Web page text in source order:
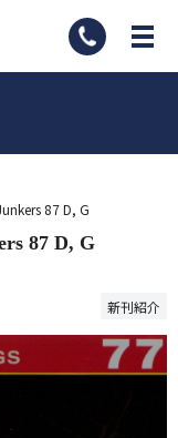
87 D, G
87 D, G
新刊紹介